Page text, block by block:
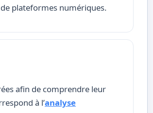
plateformes numériques.
afin de comprendre leur
à l’analyse